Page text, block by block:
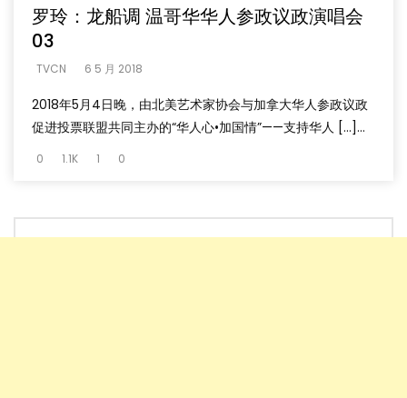
罗玲：龙船调 温哥华华人参政议政演唱会
03
TVCN 6 5 月 2018
2018年5月4日晚，由北美艺术家协会与加拿大华人参政议政
促进投票联盟共同主办的“华人心•加国情”——支持华人 […]...
0 1.1K 1 0